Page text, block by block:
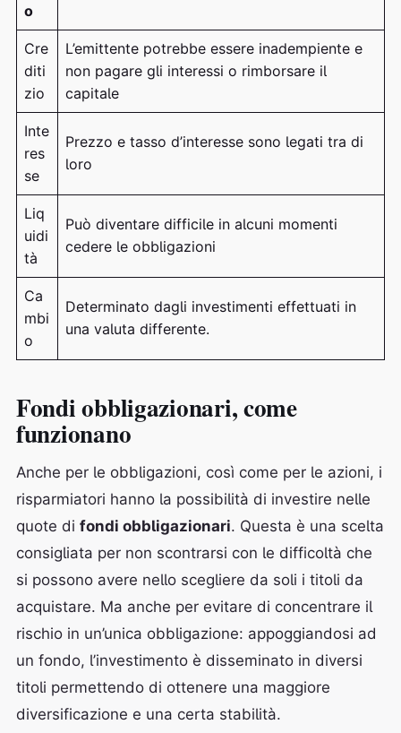
o
Cre
diti
zio
L’emittente potrebbe essere inadempiente e
non pagare gli interessi o rimborsare il
capitale
Inte
res
se
Prezzo e tasso d’interesse sono legati tra di
loro
Liq
uidi
tà
Può diventare difficile in alcuni momenti
cedere le obbligazioni
Ca
mbi
o
Determinato dagli investimenti effettuati in
una valuta differente.
Fondi obbligazionari, come
funzionano
Anche per le obbligazioni, così come per le azioni, i
risparmiatori hanno la possibilità di investire nelle
quote di fondi obbligazionari. Questa è una scelta
consigliata per non scontrarsi con le difficoltà che
si possono avere nello scegliere da soli i titoli da
acquistare. Ma anche per evitare di concentrare il
rischio in un’unica obbligazione: appoggiandosi ad
un fondo, l’investimento è disseminato in diversi
titoli permettendo di ottenere una maggiore
diversificazione e una certa stabilità.